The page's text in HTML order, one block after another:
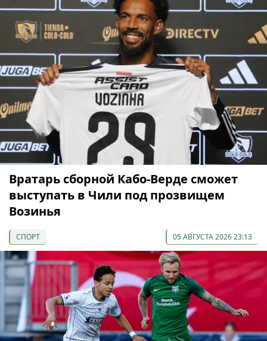
Вратарь сборной Кабо-Верде сможет
выступать в Чили под прозвищем
Возинья
СПОРТ 05 АВГУСТА 2026 23:13